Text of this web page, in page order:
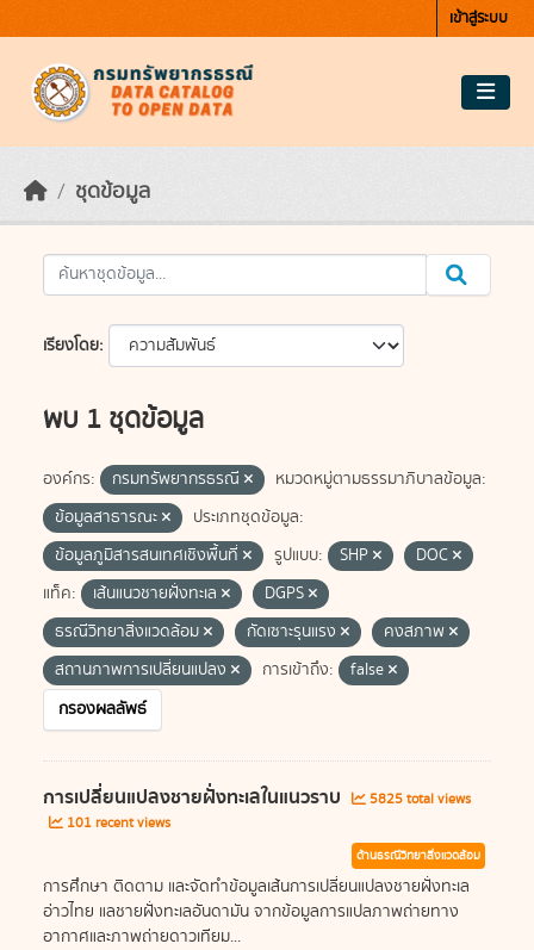
เข้าสู่ระบบ
ชุดข้อมูล
เรียงโดย
พบ 1 ชุดข้อมูล
องค์กร: กรมทรัพยากรธรณี
หมวดหมู่ตามธรรมาภิบาลข้อมูล:
ข้อมูลสาธารณะ
ประเภทชุดข้อมูล:
ข้อมูลภูมิสารสนเทศเชิงพื้นที่
รูปแบบ: SHP
DOC
แท็ค:
เส้นแนวชายฝั่งทะเล
DGPS
ธรณีวิทยาสิ่งแวดล้อม
กัดเซาะรุนแรง
คงสภาพ
สถานภาพการเปลี่ยนแปลง
การเข้าถึง:
false
กรองผลลัพธ์
การเปลี่ยนแปลงชายฝั่งทะเลในแนวราบ
5825 total views
101 recent views
ด้านธรณีวิทยาสิ่งแวดล้อม
การศึกษา ติดตาม และจัดทำข้อมูลเส้นการเปลี่ยนแปลงชายฝั่งทะเล
อ่าวไทย แลชายฝั่งทะเลอันดามัน จากข้อมูลการแปลภาพถ่ายทาง
อากาศและภาพถ่ายดาวเทียม...